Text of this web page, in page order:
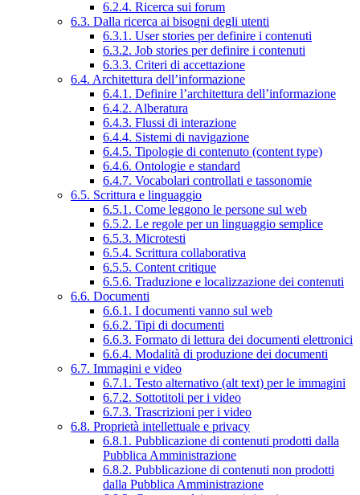
6.2.4. Ricerca sui forum
6.3. Dalla ricerca ai bisogni degli utenti
6.3.1. User stories per definire i contenuti
6.3.2. Job stories per definire i contenuti
6.3.3. Criteri di accettazione
6.4. Architettura dell’informazione
6.4.1. Definire l’architettura dell’informazione
6.4.2. Alberatura
6.4.3. Flussi di interazione
6.4.4. Sistemi di navigazione
6.4.5. Tipologie di contenuto (content type)
6.4.6. Ontologie e standard
6.4.7. Vocabolari controllati e tassonomie
6.5. Scrittura e linguaggio
6.5.1. Come leggono le persone sul web
6.5.2. Le regole per un linguaggio semplice
6.5.3. Microtesti
6.5.4. Scrittura collaborativa
6.5.5. Content critique
6.5.6. Traduzione e localizzazione dei contenuti
6.6. Documenti
6.6.1. I documenti vanno sul web
6.6.2. Tipi di documenti
6.6.3. Formato di lettura dei documenti elettronici
6.6.4. Modalità di produzione dei documenti
6.7. Immagini e video
6.7.1. Testo alternativo (alt text) per le immagini
6.7.2. Sottotitoli per i video
6.7.3. Trascrizioni per i video
6.8. Proprietà intellettuale e privacy
6.8.1. Pubblicazione di contenuti prodotti dalla
Pubblica Amministrazione
6.8.2. Pubblicazione di contenuti non prodotti
dalla Pubblica Amministrazione